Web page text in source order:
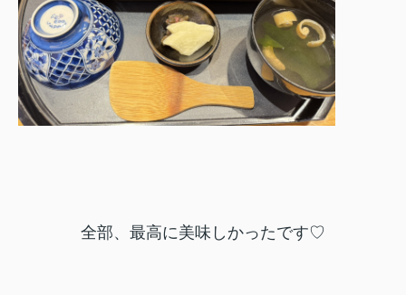
全部、最高に美味しかったです♡